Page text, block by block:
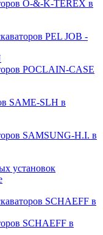
O-&-K-TEREX в
PEL JOB -
POCLAIN-CASE
SAME-SLH в
SAMSUNG-H.I. в
установок
SCHAEFF в
SCHAEFF в